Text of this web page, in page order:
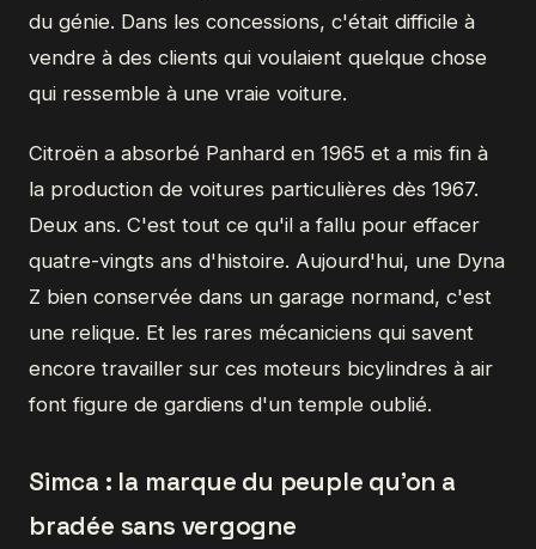
du génie. Dans les concessions, c'était difficile à
vendre à des clients qui voulaient quelque chose
qui ressemble à une vraie voiture.
Citroën a absorbé Panhard en 1965 et a mis fin à
la production de voitures particulières dès 1967.
Deux ans. C'est tout ce qu'il a fallu pour effacer
quatre-vingts ans d'histoire. Aujourd'hui, une Dyna
Z bien conservée dans un garage normand, c'est
une relique. Et les rares mécaniciens qui savent
encore travailler sur ces moteurs bicylindres à air
font figure de gardiens d'un temple oublié.
Simca : la marque du peuple qu'on a
bradée sans vergogne